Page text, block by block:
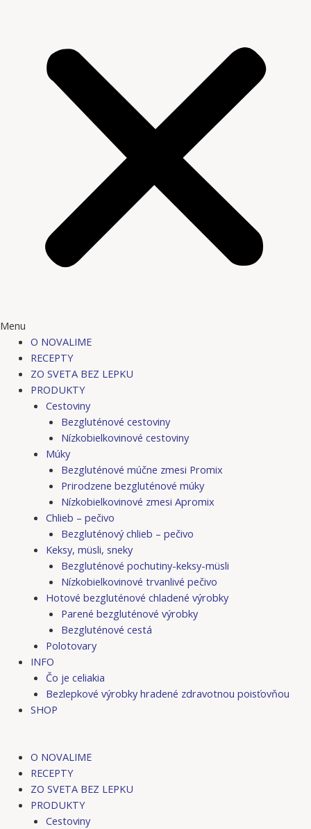
Menu
O NOVALIME
RECEPTY
ZO SVETA BEZ LEPKU
PRODUKTY
Cestoviny
Bezgluténové cestoviny
Nízkobielkovinové cestoviny
Múky
Bezgluténové múčne zmesi Promix
Prirodzene bezgluténové múky
Nízkobielkovinové zmesi Apromix
Chlieb – pečivo
Bezgluténový chlieb – pečivo
Keksy, müsli, sneky
Bezgluténové pochutiny-keksy-müsli
Nízkobielkovinové trvanlivé pečivo
Hotové bezgluténové chladené výrobky
Parené bezgluténové výrobky
Bezgluténové cestá
Polotovary
INFO
Čo je celiakia
Bezlepkové výrobky hradené zdravotnou poisťovňou
SHOP
O NOVALIME
RECEPTY
ZO SVETA BEZ LEPKU
PRODUKTY
Cestoviny